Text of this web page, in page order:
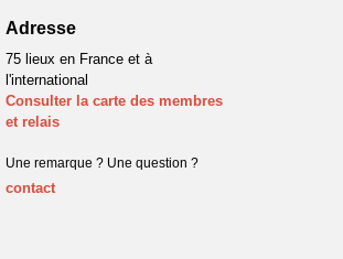
Adresse
75 lieux en France et à
l'international
Consulter la carte des membres
et relais
Une remarque ? Une question ?
contact